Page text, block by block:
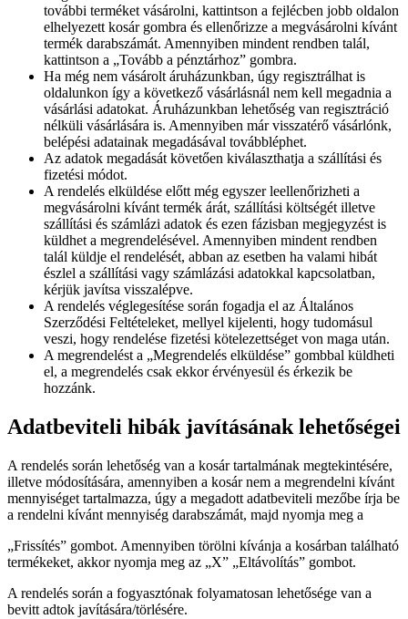
további terméket vásárolni, kattintson a fejlécben jobb oldalon
elhelyezett kosár gombra és ellenőrizze a megvásárolni kívánt
termék darabszámát. Amennyiben mindent rendben talál,
kattintson a „Tovább a pénztárhoz” gombra.
Ha még nem vásárolt áruházunkban, úgy regisztrálhat is
oldalunkon így a következő vásárlásnál nem kell megadnia a
vásárlási adatokat. Áruházunkban lehetőség van regisztráció
nélküli vásárlására is. Amennyiben már visszatérő vásárlónk,
belépési adatainak megadásával továbbléphet.
Az adatok megadását követően kiválaszthatja a szállítási és
fizetési módot.
A rendelés elküldése előtt még egyszer leellenőrizheti a
megvásárolni kívánt termék árát, szállítási költségét illetve
szállítási és számlázi adatok és ezen fázisban megjegyzést is
küldhet a megrendelésével. Amennyiben mindent rendben
talál küldje el rendelését, abban az esetben ha valami hibát
észlel a szállítási vagy számlázási adatokkal kapcsolatban,
kérjük javítsa visszalépve.
A rendelés véglegesítése során fogadja el az Általános
Szerződési Feltételeket, mellyel kijelenti, hogy tudomásul
veszi, hogy rendelése fizetési kötelezettséget von maga után.
A megrendelést a „Megrendelés elküldése” gombbal küldheti
el, a megrendelés csak ekkor érvényesül és érkezik be
hozzánk.
Adatbeviteli hibák javításának lehetőségei
A rendelés során lehetőség van a kosár tartalmának megtekintésére,
illetve módosítására, amennyiben a kosár nem a megrendelni kívánt
mennyiséget tartalmazza, úgy a megadott adatbeviteli mezőbe írja be
a rendelni kívánt mennyiség darabszámát, majd nyomja meg a
„Frissítés” gombot. Amennyiben törölni kívánja a kosárban található
termékeket, akkor nyomja meg az „X” „Eltávolítás” gombot.
A rendelés során a fogyasztónak folyamatosan lehetősége van a
bevitt adtok javítására/törlésére.